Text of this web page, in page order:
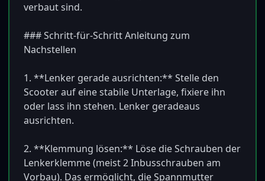
verbaut sind.
### Schritt-für-Schritt Anleitung zum
Nachstellen
1. **Lenker gerade ausrichten:** Stelle den
Scooter auf eine stabile Unterlage, fixiere ihn
oder lass ihn stehen. Lenker geradeaus
ausrichten.
2. **Klemmung lösen:** Löse die Schrauben der
Lenkerklemme (meist 2 Inbusschrauben am
Vorbau). Das ermöglicht, die Spannmutter